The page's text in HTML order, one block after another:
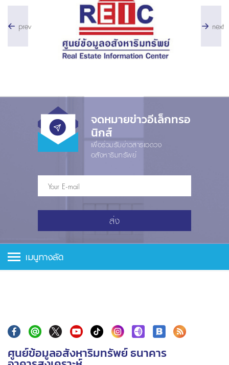
prev next
จดหมายข่าวอีเล็กทรอ
นิกส์
เพื่อร่วมรับข่าวสารแวดวง
อสังหาริมทรัพย์
ส่ง
เมนูทางลัด
ศูนย์ข้อมูลอสังหาริมทรัพย์ ธนาคาร